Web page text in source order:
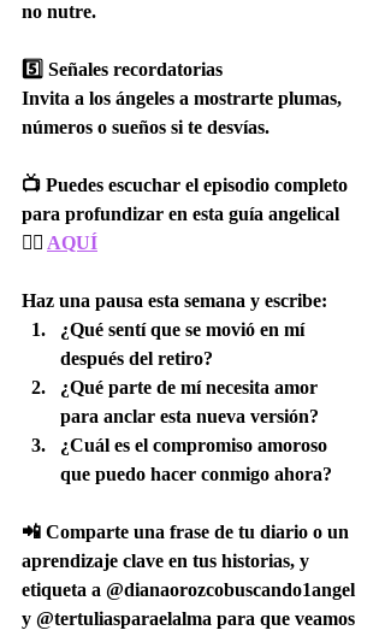
no nutre.
5️⃣ Señales recordatorias
Invita a los ángeles a mostrarte plumas,
números o sueños si te desvías.
📺 Puedes escuchar el episodio completo
para profundizar en esta guía angelical
👉🏻 AQUÍ
Haz una pausa esta semana y escribe:
¿Qué sentí que se movió en mí
después del retiro?
¿Qué parte de mí necesita amor
para anclar esta nueva versión?
¿Cuál es el compromiso amoroso
que puedo hacer conmigo ahora?
📲 Comparte una frase de tu diario o un
aprendizaje clave en tus historias, y
etiqueta a @dianaorozcobuscando1angel
y @tertuliasparaelalma para que veamos